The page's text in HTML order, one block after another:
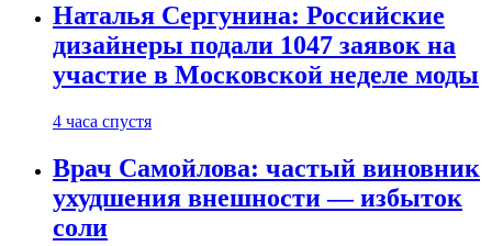
Наталья Сергунина: Российские
дизайнеры подали 1047 заявок на
участие в Московской неделе моды
4 часа спустя
Врач Самойлова: частый виновник
ухудшения внешности — избыток
соли